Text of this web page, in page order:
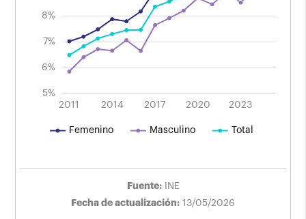
5%
6%
7%
8%
2011
2013
2015 2017
2019
2021 2023
2025 2014 2020
Femenino Masculino Total
Fuente:
INE
Fecha de actualización: 13/05/2026